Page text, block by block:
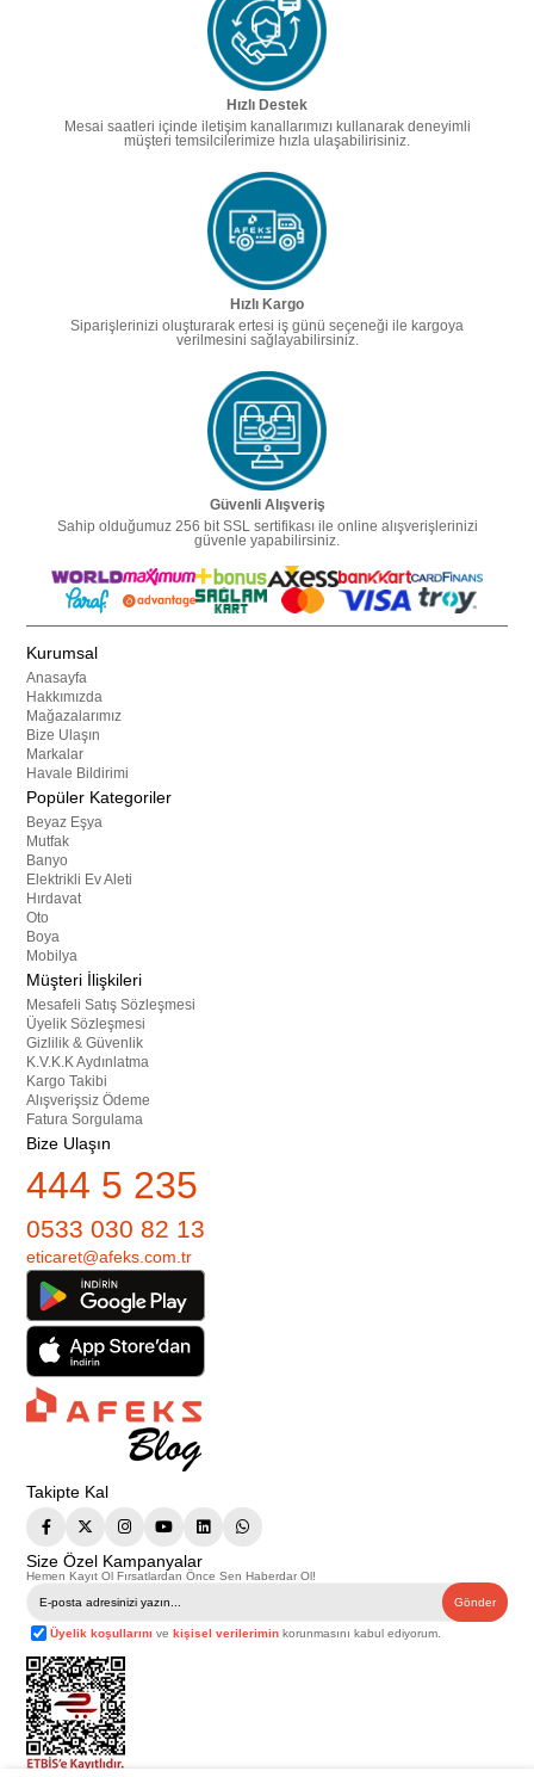
Hızlı Destek
Mesai saatleri içinde iletişim kanallarımızı kullanarak deneyimli
müşteri temsilcilerimize hızla ulaşabilirisiniz.
Hızlı Kargo
Siparişlerinizi oluşturarak ertesi iş günü seçeneği ile kargoya
verilmesini sağlayabilirsiniz.
Güvenli Alışveriş
Sahip olduğumuz 256 bit SSL sertifikası ile online alışverişlerinizi
güvenle yapabilirsiniz.
Kurumsal
Anasayfa
Hakkımızda
Mağazalarımız
Bize Ulaşın
Markalar
Havale Bildirimi
Popüler Kategoriler
Beyaz Eşya
Mutfak
Banyo
Elektrikli Ev Aleti
Hırdavat
Oto
Boya
Mobilya
Müşteri İlişkileri
Mesafeli Satış Sözleşmesi
Üyelik Sözleşmesi
Gizlilik & Güvenlik
K.V.K.K Aydınlatma
Kargo Takibi
Alışverişsiz Ödeme
Fatura Sorgulama
Bize Ulaşın
444 5 235
0533 030 82 13
eticaret@afeks.com.tr
Takipte Kal
Size Özel Kampanyalar
Hemen Kayıt Ol Fırsatlardan Önce Sen Haberdar Ol!
Gönder
Üyelik koşullarını vekişisel verilerimin korunmasını kabul ediyorum.